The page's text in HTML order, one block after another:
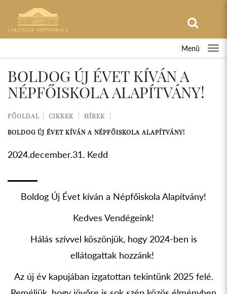
Menü
BOLDOG ÚJ ÉVET KÍVÁN A
NÉPFŐISKOLA ALAPÍTVÁNY!
FŐOLDAL CIKKEK
HÍREK
BOLDOG ÚJ ÉVET KÍVÁN A NÉPFŐISKOLA ALAPÍTVÁNY!
2024.december.31. Kedd
Boldog Új Évet kíván a Népfőiskola Alapítvány!
Kedves Vendégeink!
Hálás szívvel köszönjük, hogy 2024-ben is
ellátogattak hozzánk!
Az új év kapujában izgatottan tekintünk 2025 felé.